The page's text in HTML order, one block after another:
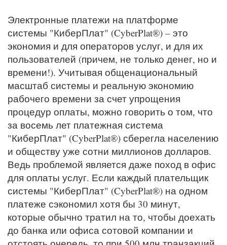
Электронные платежи на платформе
системы "КиберПлат" (CyberPlat®) – это
экономия и для операторов услуг, и для их
пользователей (причем, не только денег, но и
времени!). Учитывая общенациональный
масштаб системы и реальную экономию
рабочего времени за счет упрощения
процедур оплаты, можно говорить о том, что
за восемь лет платежная система
"КиберПлат" (CyberPlat®) сберегла населению
и обществу уже сотни миллионов долларов.
Ведь проблемой является даже поход в офис
для оплаты услуг. Если каждый плательщик
системы "КиберПлат" (CyberPlat®) на одном
платеже сэкономил хотя бы 30 минут,
которые обычно тратил на то, чтобы доехать
до банка или офиса сотовой компании и